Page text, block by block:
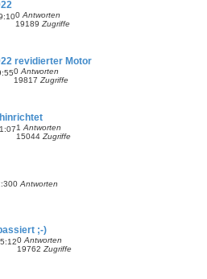
0 Antworten
19189 Zugriffe
revidierter Motor
0 Antworten
19817 Zugriffe
1 Antworten
15044 Zugriffe
0 Antworten
;-)
0 Antworten
19762 Zugriffe